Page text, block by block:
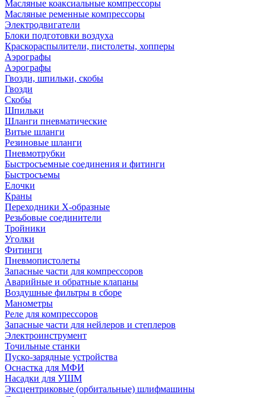
Масляные коаксиальные компрессоры
Масляные ременные компрессоры
Электродвигатели
Блоки подготовки воздуха
Краскораспылители, пистолеты, хопперы
Аэрографы
Аэрографы
Гвозди, шпильки, скобы
Гвозди
Скобы
Шпильки
Шланги пневматические
Витые шланги
Резиновые шланги
Пневмотрубки
Быстросъемные соединения и фитинги
Быстросъемы
Елочки
Краны
Переходники Х-образные
Резьбовые соединители
Тройники
Уголки
Фитинги
Пневмопистолеты
Запасные части для компрессоров
Аварийные и обратные клапаны
Воздушные фильтры в сборе
Манометры
Реле для компрессоров
Запасные части для нейлеров и степлеров
Электроинструмент
Точильные станки
Пуско-зарядные устройства
Оснастка для МФИ
Насадки для УШМ
Эксцентриковые (орбитальные) шлифмашины